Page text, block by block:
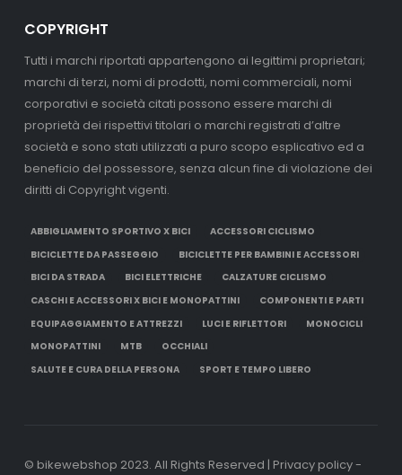
COPYRIGHT
Tutti i marchi riportati appartengono ai legittimi proprietari;
marchi di terzi, nomi di prodotti, nomi commerciali, nomi
corporativi e società citati possono essere marchi di
proprietà dei rispettivi titolari o marchi registrati d’altre
società e sono stati utilizzati a puro scopo esplicativo ed a
beneficio del possessore, senza alcun fine di violazione dei
diritti di Copyright vigenti.
ABBIGLIAMENTO SPORTIVO X BICI
ACCESSORI CICLISMO
BICICLETTE DA PASSEGGIO
BICICLETTE PER BAMBINI E ACCESSORI
BICI DA STRADA
BICI ELETTRICHE
CALZATURE CICLISMO
CASCHI E ACCESSORI X BICI E MONOPATTINI
COMPONENTI E PARTI
EQUIPAGGIAMENTO E ATTREZZI
LUCI E RIFLETTORI
MONOCICLI
MONOPATTINI
MTB
OCCHIALI
SALUTE E CURA DELLA PERSONA
SPORT E TEMPO LIBERO
© bikewebshop 2023. All Rights Reserved | Privacy policy -